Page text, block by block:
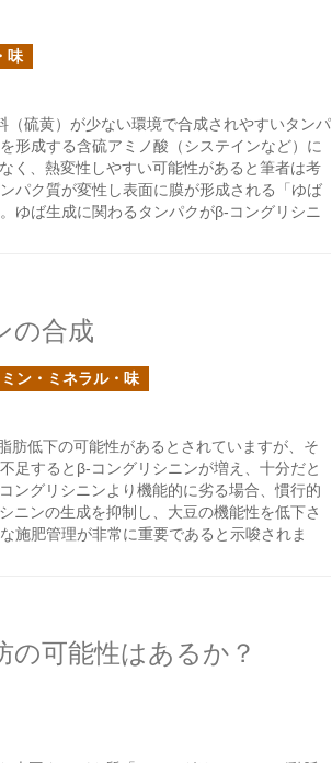
味
硫黄）が少ない環境で合成されやすいタンパ
形成する含硫アミノ酸（システインなど）に
く、熱変性しやすい可能性があると筆者は考
パク質が変性し表面に膜が形成される「ゆば
ゆば生成に関わるタンパクがβ-コングリシニ
の合成
ン・ミネラル・味
肪低下の可能性があるとされていますが、そ
足するとβ-コングリシニンが増え、十分だと
ングリシニンより機能的に劣る場合、慣行的
ニンの生成を抑制し、大豆の機能性を低下さ
施肥管理が非常に重要であると示唆されま
可能性はあるか？